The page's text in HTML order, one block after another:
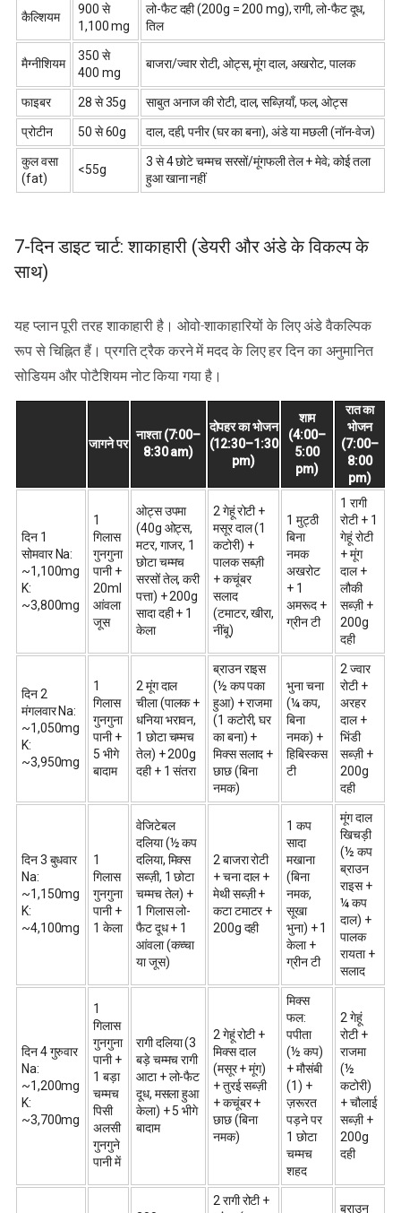
कैल्शियम
900 से
1,100 mg
लो-फैट दही (200g = 200 mg), रागी, लो-फैट दूध,
तिल
मैग्नीशियम
350 से
400 mg
बाजरा/ज्वार रोटी, ओट्स, मूंग दाल, अखरोट, पालक
फाइबर 28 से 35g साबुत अनाज की रोटी, दाल, सब्ज़ियाँ, फल, ओट्स
प्रोटीन 50 से 60g दाल, दही, पनीर (घर का बना), अंडे या मछली (नॉन-वेज)
कुल वसा
(fat)
<55g
3 से 4 छोटे चम्मच सरसों/मूंगफली तेल + मेवे; कोई तला
हुआ खाना नहीं
7-दिन डाइट चार्ट: शाकाहारी (डेयरी और अंडे के विकल्प के
साथ)
यह प्लान पूरी तरह शाकाहारी है। ओवो-शाकाहारियों के लिए अंडे वैकल्पिक
रूप से चिह्नित हैं। प्रगति ट्रैक करने में मदद के लिए हर दिन का अनुमानित
सोडियम और पोटैशियम नोट किया गया है।
जागने पर
नाश्ता (7:00–
8:30 am)
दोपहर का भोजन
(12:30–1:30
pm)
शाम
(4:00–
5:00
pm)
रात का
भोजन
(7:00–
8:00
pm)
दिन 1
सोमवार Na:
~1,100mg
K:
~3,800mg
1
गिलास
गुनगुना
पानी +
20ml
आंवला
जूस
ओट्स उपमा
(40g ओट्स,
मटर, गाजर, 1
छोटा चम्मच
सरसों तेल, करी
पत्ता) + 200g
सादा दही + 1
केला
2 गेहूं रोटी +
मसूर दाल (1
कटोरी) +
पालक सब्ज़ी
+ कचूंबर
सलाद
(टमाटर, खीरा,
नींबू)
1 मुट्ठी
बिना
नमक
अखरोट
+ 1
अमरूद +
ग्रीन टी
1 रागी
रोटी + 1
गेहूं रोटी
+ मूंग
दाल +
लौकी
सब्ज़ी +
200g
दही
दिन 2
मंगलवार Na:
~1,050mg
K:
~3,950mg
1
गिलास
गुनगुना
पानी +
5 भीगे
बादाम
2 मूंग दाल
चीला (पालक +
धनिया भरावन,
1 छोटा चम्मच
तेल) + 200g
दही + 1 संतरा
ब्राउन राइस
(½ कप पका
हुआ) + राजमा
(1 कटोरी, घर
का बना) +
मिक्स सलाद +
छाछ (बिना
नमक)
भुना चना
(¼ कप,
बिना
नमक) +
हिबिस्कस
टी
2 ज्वार
रोटी +
अरहर
दाल +
भिंडी
सब्ज़ी +
200g
दही
दिन 3 बुधवार
Na:
~1,150mg
K:
~4,100mg
1
गिलास
गुनगुना
पानी +
1 केला
वेजिटेबल
दलिया (½ कप
दलिया, मिक्स
सब्ज़ी, 1 छोटा
चम्मच तेल) +
1 गिलास लो-
फैट दूध + 1
आंवला (कच्चा
या जूस)
2 बाजरा रोटी
+ चना दाल +
मेथी सब्ज़ी +
कटा टमाटर +
200g दही
1 कप
सादा
मखाना
(बिना
नमक,
सूखा
भुना) + 1
केला +
ग्रीन टी
मूंग दाल
खिचड़ी
(½ कप
ब्राउन
राइस +
¼ कप
दाल) +
पालक
रायता +
सलाद
दिन 4 गुरुवार
Na:
~1,200mg
K:
~3,700mg
1
गिलास
गुनगुना
पानी +
1 बड़ा
चम्मच
पिसी
अलसी
गुनगुने
पानी में
रागी दलिया (3
बड़े चम्मच रागी
आटा + लो-फैट
दूध, मसला हुआ
केला) + 5 भीगे
बादाम
2 गेहूं रोटी +
मिक्स दाल
(मसूर + मूंग)
+ तुरई सब्ज़ी
+ कचूंबर +
छाछ (बिना
नमक)
मिक्स
फल:
पपीता
(½ कप)
+ मौसंबी
(1) +
ज़रूरत
पड़ने पर
1 छोटा
चम्मच
शहद
2 गेहूं
रोटी +
राजमा
(½
कटोरी)
+ चौलाई
सब्ज़ी +
200g
दही
2 रागी रोटी +
ब्राउन